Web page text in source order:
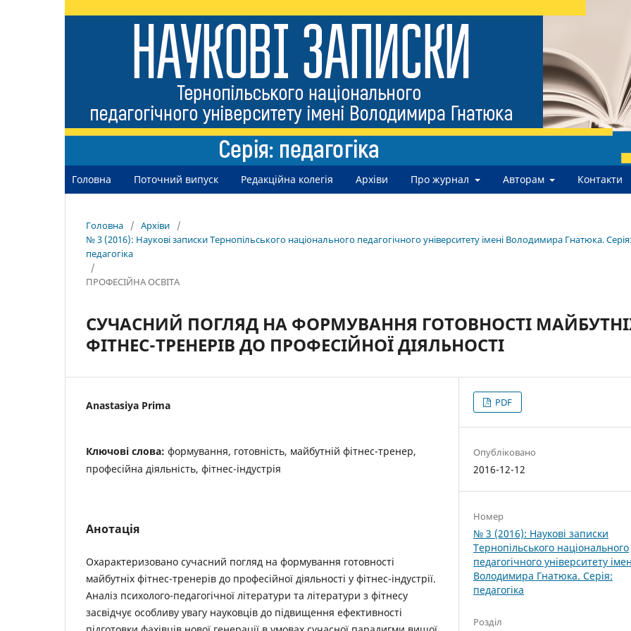
Головна Поточний випуск Редакційна колегія Архіви Про журнал Авторам Контакти
Головна / Архіви
/
№ 3 (2016): Наукові записки Тернопільського національного педагогічного університету імені Володимира Гнатюка.
педагогіка
/
ПРОФЕСІЙНА ОСВІТА
СУЧАСНИЙ ПОГЛЯД НА ФОРМУВАННЯ ГОТОВНОСТІ
ФІТНЕС-ТРЕНЕРІВ ДО ПРОФЕСІЙНОЇ ДІЯЛЬНОСТІ
Anastasiya Prіma
Ключові слова: формування, готовність, майбутній фітнес-тренер,
професійна діяльність, фітнес-індустрія
Анотація
Охарактеризовано сучасний погляд на формування готовності
майбутніх фітнес-тренерів до професійної діяльності у фітнес-індустрії.
Аналіз психолого-педагогічної літератури та літератури з фітнесу
засвідчує особливу увагу науковців до підвищення ефективності
PDF
Опубліковано
2016-12-12
Номер
№ 3 (2016): Наукові записки
Тернопільського національного
педагогічного університету
Володимира Гнатюка. Серія:
педагогіка
Розділ